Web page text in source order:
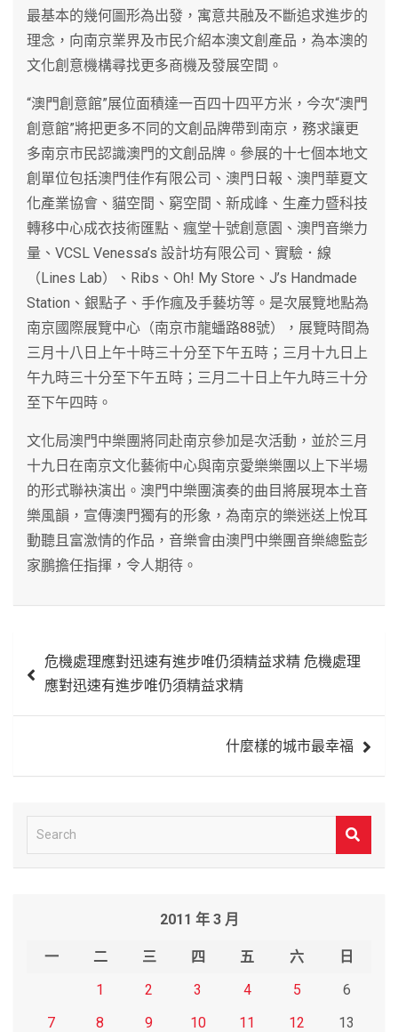
最基本的幾何圖形為出發，寓意共融及不斷追求進步的
理念，向南京業界及市民介紹本澳文創產品，為本澳的
文化創意機構尋找更多商機及發展空間。
“澳門創意館”展位面積達一百四十四平方米，今次“澳門
創意館”將把更多不同的文創品牌帶到南京，務求讓更
多南京市民認識澳門的文創品牌。參展的十七個本地文
創單位包括澳門佳作有限公司、澳門日報、澳門華夏文
化產業協會、貓空間、窮空間、新成峰、生產力暨科技
轉移中心成衣技術匯點、瘋堂十號創意園、澳門音樂力
量、VCSL Venessa’s 設計坊有限公司、實驗．線
（Lines Lab）、Ribs、Oh! My Store、J’s Handmade
Station、銀點子、手作瘋及手藝坊等。是次展覽地點為
南京國際展覽中心（南京市龍蟠路88號），展覽時間為
三月十八日上午十時三十分至下午五時；三月十九日上
午九時三十分至下午五時；三月二十日上午九時三十分
至下午四時。
文化局澳門中樂團將同赴南京參加是次活動，並於三月
十九日在南京文化藝術中心與南京愛樂樂團以上下半場
的形式聯袂演出。澳門中樂團演奏的曲目將展現本土音
樂風韻，宣傳澳門獨有的形象，為南京的樂迷送上悅耳
動聽且富激情的作品，音樂會由澳門中樂團音樂總監彭
家鵬擔任指揮，令人期待。
章 危機處理應對迅速有進步唯仍須精益求精 危機處理
應對迅速有進步唯仍須精益求精
什麼樣的城市最幸福
e
2011 年 3 月
一 二 三 四 五 六
日
1
2 3 4 5
6
7
8 9 10 11 12
13